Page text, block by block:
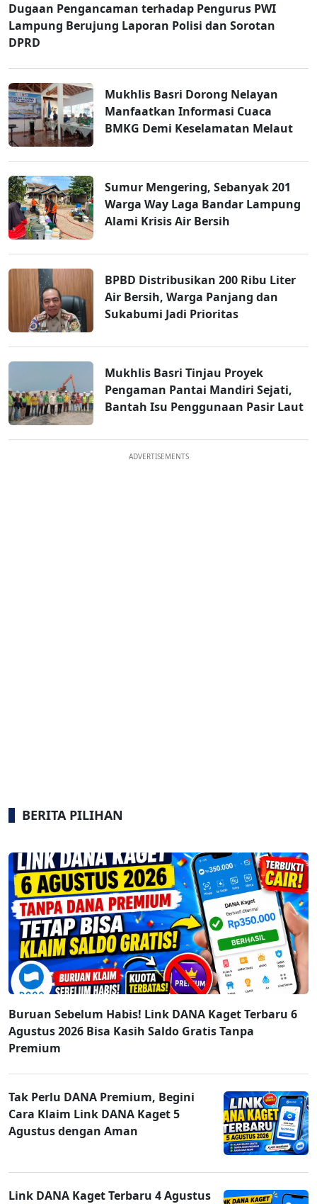
Dugaan Pengancaman terhadap Pengurus PWI
Lampung Berujung Laporan Polisi dan Sorotan
DPRD
Mukhlis Basri Dorong Nelayan
Manfaatkan Informasi Cuaca
BMKG Demi Keselamatan Melaut
Sumur Mengering, Sebanyak 201
Warga Way Laga Bandar Lampung
Alami Krisis Air Bersih
BPBD Distribusikan 200 Ribu Liter
Air Bersih, Warga Panjang dan
Sukabumi Jadi Prioritas
Mukhlis Basri Tinjau Proyek
Pengaman Pantai Mandiri Sejati,
Bantah Isu Penggunaan Pasir Laut
ADVERTISEMENTS
BERITA PILIHAN
Buruan Sebelum Habis! Link DANA Kaget Terbaru 6
Agustus 2026 Bisa Kasih Saldo Gratis Tanpa
Premium
Tak Perlu DANA Premium, Begini
Cara Klaim Link DANA Kaget 5
Agustus dengan Aman
Link DANA Kaget Terbaru 4 Agustus